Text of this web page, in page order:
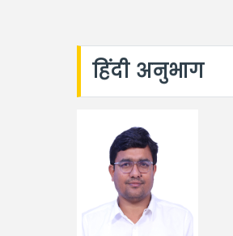
हिंदी अनुभाग